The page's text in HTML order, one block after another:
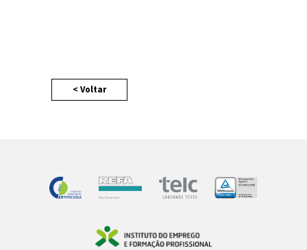
< Voltar